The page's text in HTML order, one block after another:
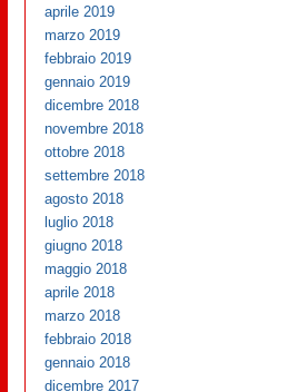
aprile 2019
marzo 2019
febbraio 2019
gennaio 2019
dicembre 2018
novembre 2018
ottobre 2018
settembre 2018
agosto 2018
luglio 2018
giugno 2018
maggio 2018
aprile 2018
marzo 2018
febbraio 2018
gennaio 2018
dicembre 2017